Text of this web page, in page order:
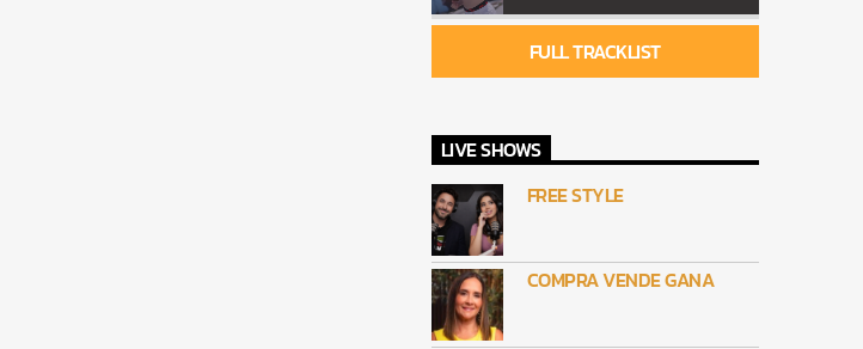
FULL TRACKLIST
LIVE SHOWS
FREE STYLE
COMPRA VENDE GANA